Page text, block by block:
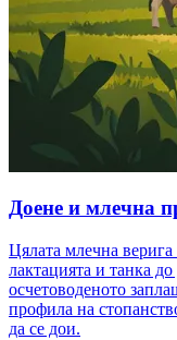
Доене и млечна
Цялата млечна
лактацията и танка
осчетоводеното
профила на
да се дои.